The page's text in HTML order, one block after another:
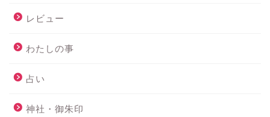
レビュー
わたしの事
占い
神社・御朱印